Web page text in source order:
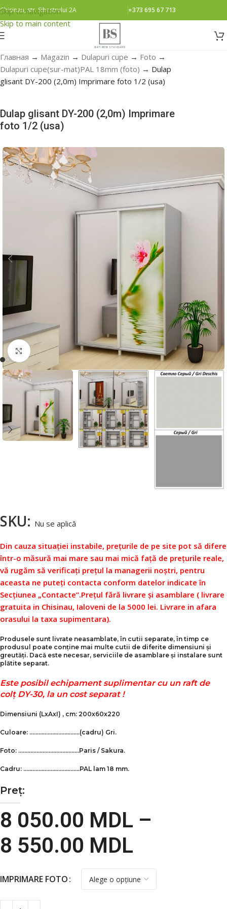
Skip to navigation
Skip to main content
Chisinau, str. Sihastrului 2A +373 695 67 713
Главная → Magazin → Dulapuri cupe → Foto →
Dulapuri cupe(sur-mat)PAL 18mm (foto) → Dulap
glisant DY-200 (2,0m) Imprimare foto 1/2 (usa)
Dulap glisant DY-200 (2,0m) Imprimare
foto 1/2 (usa)
Faceți click pentru a mări
SKU: Nu se aplică
Din cauza situației instabile, prețurile de pe site pot să difere
într-o măsură mai mare sau mai mică față de prețurile reale,
vă rugăm să verificați prețul la managerii noștri, pentru
aceasta ne puteți contacta conform datelor indicate în
Secțiunea „Contacte”.Prețul fără livrare și asamblare ( livrare
gratuita in Chisinau, Ialoveni de la 5000 lei. Livrare in afara
orasului la taxa supimentara).
Produsele sunt livrate neasamblate, în cutii separate, în timp ce
produsul poate conține mai multe cutii de diferite dimensiuni și
greutăți. Dacă este necesar, serviciile de asamblare și instalare sunt
plătite separat.
Este posibil echipament suplimentar cu un raft de
colț DY-30, la un cost separat !
Dimensiuni (LxAxI) , cm: 200x60x220
Culoare: ……………………………(cadru) Gri.
Foto: ………………………………….Paris / Sakura.
Cadru: ……………………………….PAL lam 18 mm.
Preț:
8 050.00 MDL –
8 550.00 MDL
IMPRIMARE FOTO